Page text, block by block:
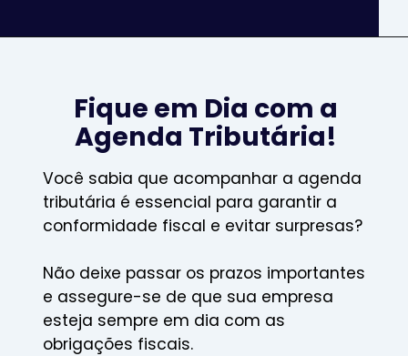
Fique em Dia com a
Agenda Tributária!
Você sabia que acompanhar a agenda
tributária é essencial para garantir a
conformidade fiscal e evitar surpresas?
Não deixe passar os prazos importantes
e assegure-se de que sua empresa
esteja sempre em dia com as
obrigações fiscais.